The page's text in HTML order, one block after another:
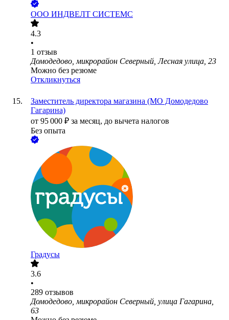
ООО ИНДВЕЛТ СИСТЕМС
4.3
•
1 отзыв
Домодедово, микрорайон Северный, Лесная улица, 23
Можно без резюме
Откликнуться
Заместитель директора магазина (МО Домодедово
Гагарина)
от 95 000 ₽ за месяц, до вычета налогов
Без опыта
Градусы
3.6
•
289 отзывов
Домодедово, микрорайон Северный, улица Гагарина,
63